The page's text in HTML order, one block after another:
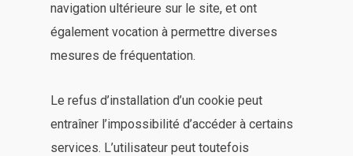
navigation ultérieure sur le site, et ont
également vocation à permettre diverses
mesures de fréquentation.
Le refus d’installation d’un cookie peut
entraîner l’impossibilité d’accéder à certains
services. L’utilisateur peut toutefois